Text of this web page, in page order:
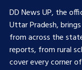
DD News UP, the
Uttar Pradesh,
from across the
reports, from rural
cover every corner